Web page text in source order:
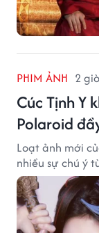
PHIM ẢNH 2
Cúc Tịnh Y
Polaroid
Loạt ảnh mới
nhiều sự chú ý